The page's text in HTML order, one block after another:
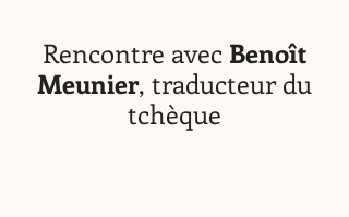
Rencontre avec Benoît
Meunier, traducteur du
tchèque